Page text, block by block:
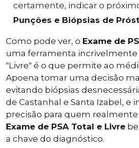
certamente, indicar o
Punções e Biópsias de
Como pode ver, o Exame de
uma ferramenta incrivelmente
"Livre" é o que permite ao
Apoena tomar uma decisão
evitando biópsias
de Castanhal e Santa Izabel, e
precisão para quem realmente
Exame de PSA Total e Livre
a chave do diagnóstico.